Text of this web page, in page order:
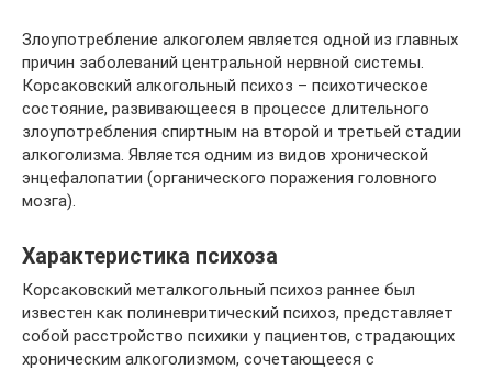
Злоупотребление алкоголем является одной из главных
причин заболеваний центральной нервной системы.
Корсаковский алкогольный психоз – психотическое
состояние, развивающееся в процессе длительного
злоупотребления спиртным на второй и третьей стадии
алкоголизма. Является одним из видов хронической
энцефалопатии (органического поражения головного
мозга).
Характеристика психоза
Корсаковский металкогольный психоз раннее был
известен как полиневритический психоз, представляет
собой расстройство психики у пациентов, страдающих
хроническим алкоголизмом, сочетающееся с